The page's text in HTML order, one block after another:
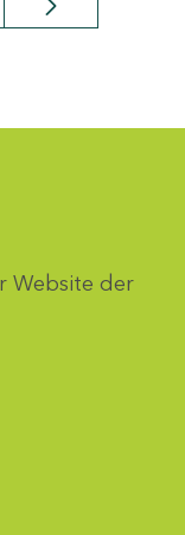
Website der